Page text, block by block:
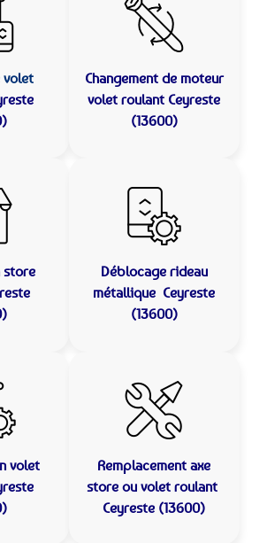
volet
Changement de moteur
volet roulant Ceyreste
(13600)
store
Déblocage rideau
métallique Ceyreste
(13600)
volet
Remplacement axe
store ou volet roulant
Ceyreste (13600)